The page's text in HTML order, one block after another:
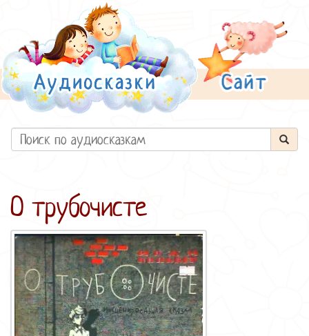
О трубочисте